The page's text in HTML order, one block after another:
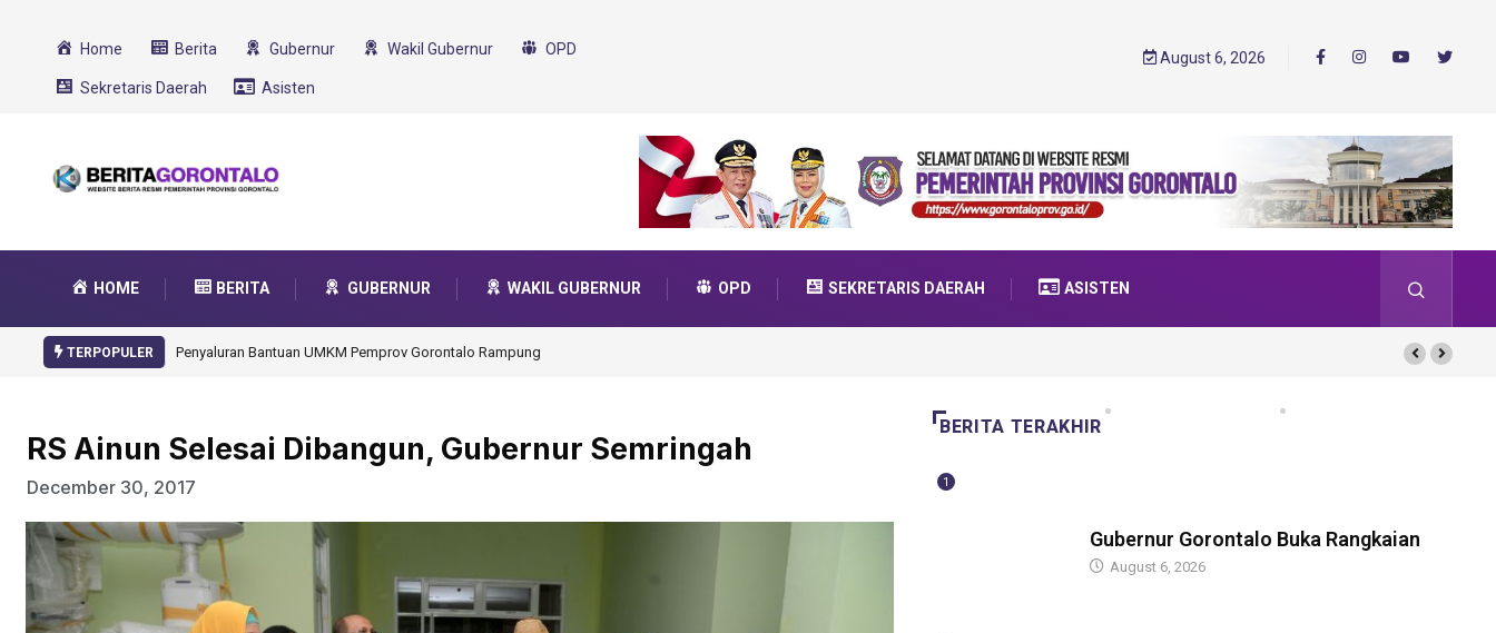
Home Berita Gubernur Wakil Gubernur OPD
Sekretaris Daerah Asisten
August 6, 2026
HOME BERITA GUBERNUR WAKIL GUBERNUR OPD SEKRETARIS DAERAH ASISTEN
TERPOPULER Gorontalo Ikut Dukung Program SMA Unggul Garuda Transformasi 2025
RS Ainun Selesai Dibangun, Gubernur Semringah
December 30, 2017
BERITA TERAKHIR
1
Gubernur Gorontalo Buka Rangkaian
August 6, 2026